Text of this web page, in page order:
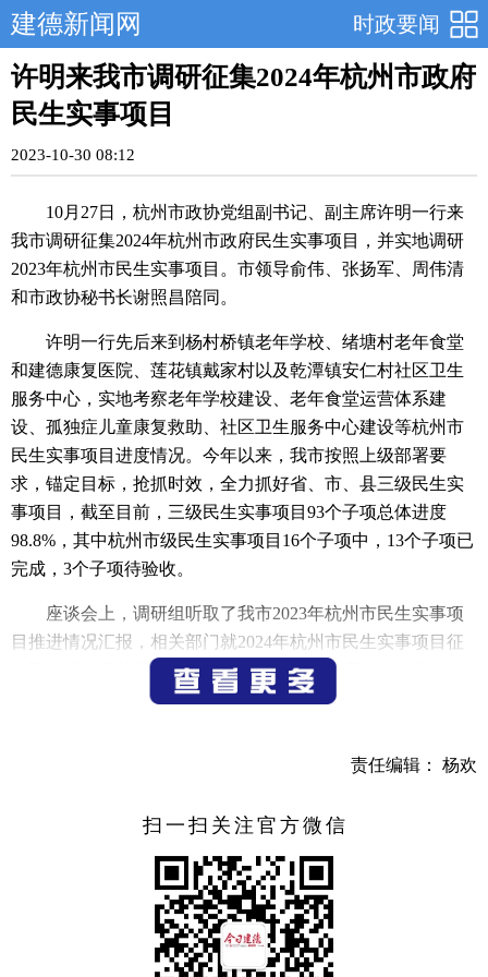
时政要闻
建德新闻网
许明来我市调研征集2024年杭州市政府
民生实事项目
2023-10-30 08:12
10月27日，杭州市政协党组副书记、副主席许明一行来
我市调研征集2024年杭州市政府民生实事项目，并实地调研
2023年杭州市民生实事项目。市领导俞伟、张扬军、周伟清
和市政协秘书长谢照昌陪同。
许明一行先后来到杨村桥镇老年学校、绪塘村老年食堂
和建德康复医院、莲花镇戴家村以及乾潭镇安仁村社区卫生
服务中心，实地考察老年学校建设、老年食堂运营体系建
设、孤独症儿童康复救助、社区卫生服务中心建设等杭州市
民生实事项目进度情况。今年以来，我市按照上级部署要
求，锚定目标，抢抓时效，全力抓好省、市、县三级民生实
事项目，截至目前，三级民生实事项目93个子项总体进度
98.8%，其中杭州市级民生实事项目16个子项中，13个子项已
完成，3个子项待验收。
座谈会上，调研组听取了我市2023年杭州市民生实事项
目推进情况汇报，相关部门就2024年杭州市民生实事项目征
集工作提出了相关选题意见建议。市政协主席俞伟表示，接
下来我市将紧扣年初确定的各项目标任务，严格按照时序，
感和幸福感。同时，高质量谋划，形成一批市民群众关注度
许明对我市2023年杭州市民生实事项目完成情况表示肯
定并指出，民生实事项目征集工作事关群众民生福祉和经济
社会发展，要持续抓好项目完善工作，让已实施的民生实事
项目发挥实效；要在原有的基础上谋划好、优化好2024年民
生实事项目，及时做好调研成果转化。调研组将认真研究收
集到的意见建议，梳理归纳后形成杭州市2024年民生实事项
责任编辑： 杨欢
扫一扫关注官方微信